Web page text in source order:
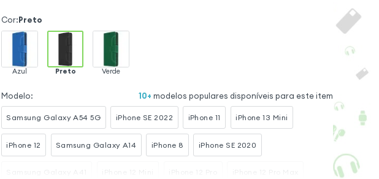
Cor:Preto
Azul Preto Verde
Modelo: 10+ modelos populares disponíveis para este item
Samsung Galaxy A54 5G iPhone SE 2022 iPhone 11 iPhone 13 Mini
iPhone 12 Samsung Galaxy A14 iPhone 8 iPhone SE 2020